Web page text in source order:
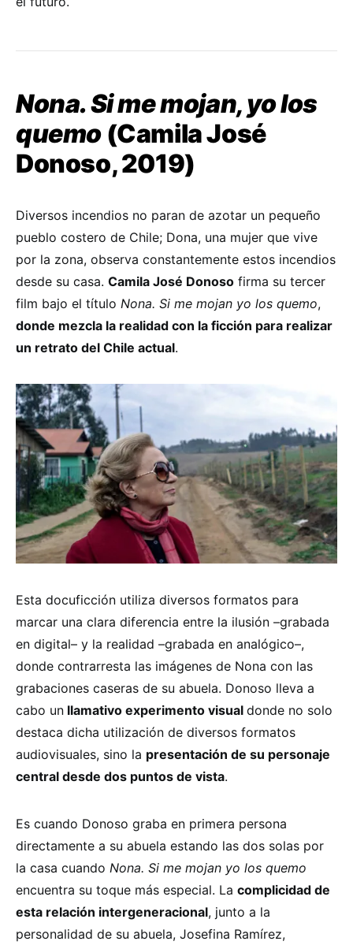
Nona. Si me mojan, yo los
quemo (Camila José
Donoso, 2019)
Diversos incendios no paran de azotar un pequeño
pueblo costero de Chile; Dona, una mujer que vive
por la zona, observa constantemente estos incendios
desde su casa. Camila José Donoso firma su tercer
film bajo el título Nona. Si me mojan yo los quemo,
donde mezcla la realidad con la ficción para realizar
un retrato del Chile actual.
Esta docuficción utiliza diversos formatos para
marcar una clara diferencia entre la ilusión –grabada
en digital– y la realidad –grabada en analógico–,
donde contrarresta las imágenes de Nona con las
grabaciones caseras de su abuela. Donoso lleva a
cabo un llamativo experimento visual donde no solo
destaca dicha utilización de diversos formatos
audiovisuales, sino la presentación de su personaje
central desde dos puntos de vista.
Es cuando Donoso graba en primera persona
directamente a su abuela estando las dos solas por
la casa cuando Nona. Si me mojan yo los quemo
encuentra su toque más especial. La complicidad de
esta relación intergeneracional, junto a la
personalidad de su abuela, Josefina Ramírez,